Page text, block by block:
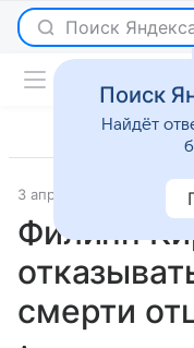
Поиск
3 апреля 2025
Филипп
смерти
Поиск
Найдёт